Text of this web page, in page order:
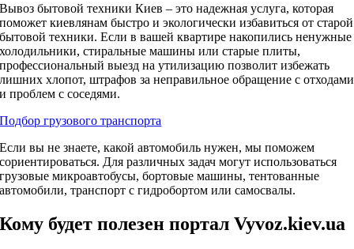
Вывоз бытовой техники Киев – это надежная услуга, которая
поможет киевлянам быстро и экологически избавиться от старой
бытовой техники. Если в вашей квартире накопились ненужные
холодильники, стиральные машины или старые плиты,
профессиональный выезд на утилизацию позволит избежать
лишних хлопот, штрафов за неправильное обращение с отходами
и проблем с соседями.
Подбор грузового транспорта
Если вы не знаете, какой автомобиль нужен, мы поможем
сориентироваться. Для различных задач могут использоваться
грузовые микроавтобусы, бортовые машины, тентованные
автомобили, транспорт с гидробортом или самосвалы.
Кому будет полезен портал Vyvoz.kiev.ua